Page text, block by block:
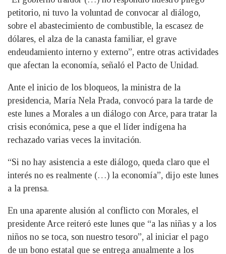
petitorio, ni tuvo la voluntad de convocar al diálogo,
sobre el abastecimiento de combustible, la escasez de
dólares, el alza de la canasta familiar, el grave
endeudamiento interno y externo”, entre otras actividades
que afectan la economía, señaló el Pacto de Unidad.
Ante el inicio de los bloqueos, la ministra de la
presidencia, María Nela Prada, convocó para la tarde de
este lunes a Morales a un diálogo con Arce, para tratar la
crisis económica, pese a que el líder indígena ha
rechazado varias veces la invitación.
“Si no hay asistencia a este diálogo, queda claro que el
interés no es realmente (…) la economía”, dijo este lunes
a la prensa.
En una aparente alusión al conflicto con Morales, el
presidente Arce reiteró este lunes que “a las niñas y a los
niños no se toca, son nuestro tesoro”, al iniciar el pago
de un bono estatal que se entrega anualmente a los